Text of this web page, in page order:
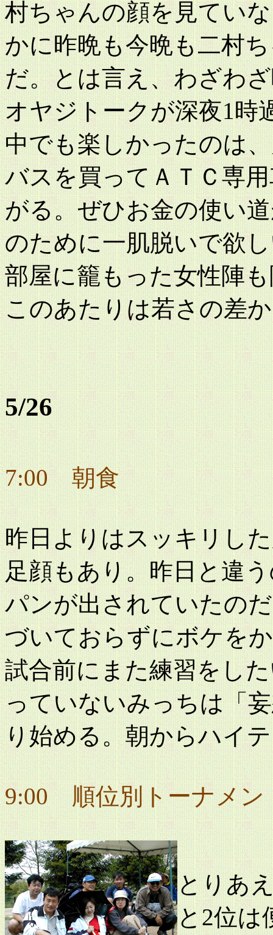
村ちゃんの顔を見てい
かに昨晩も今晩も二村
だ。とは言え、わざわ
オヤジトークが深夜1時
中でも楽しかったのは
バスを買ってＡＴＣ専
がる。ぜひお金の使い
のために一肌脱いで欲
部屋に籠もった女性陣
このあたりは若さの差
5/26
7:00 朝食
昨日よりはスッキリし
足顔もあり。昨日と違
パンが出されていたの
づいておらずにボケを
試合前にまた練習をし
っていないみっちは「
り始める。朝からハイ
9:00 順位別トーナメン
とりあ
と2位は